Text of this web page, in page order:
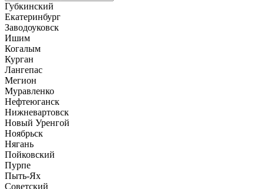
Губкинский
Екатеринбург
Заводоуковск
Ишим
Когалым
Курган
Лангепас
Мегион
Муравленко
Нефтеюганск
Нижневартовск
Новый Уренгой
Ноябрьск
Нягань
Пойковский
Пурпе
Пыть-Ях
Советский